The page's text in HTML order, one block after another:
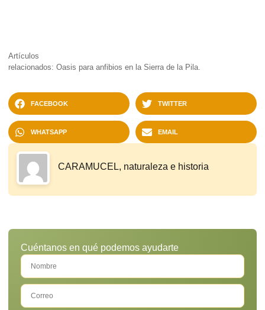
Artículos
relacionados: Oasis para anfibios en la Sierra de la Pila.
FACEBOOK TWITTER
WHATSAPP EMAIL
CARAMUCEL, naturaleza e historia
Cuéntanos en qué podemos ayudarte